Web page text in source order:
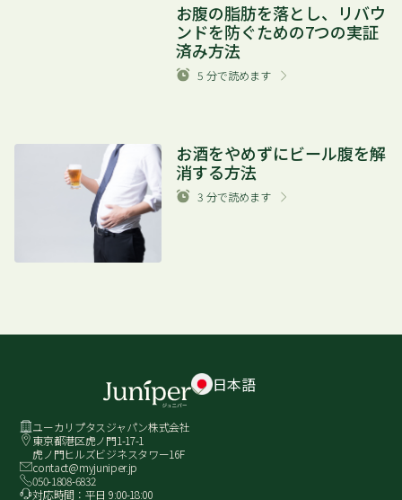
お腹の脂肪を落とし、リバウ
ンドを防ぐための7つの実証
済み方法
5 分で読めます
お酒をやめずにビール腹を解
消する方法
3 分で読めます
日本語
ユーカリプタスジャパン株式会社
東京都港区虎ノ門1-17-1
虎ノ門ヒルズビジネスタワー16F
contact@myjuniper.jp
050-1808-6832
対応時間：平日 9:00-18:00